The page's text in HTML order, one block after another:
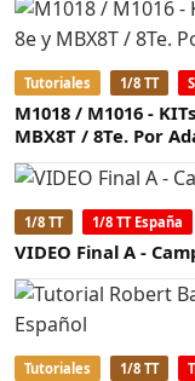
Tutoriales 1/8 TT
M1018 / M1016 -
MBX8T / 8Te. Por
1/8 TT 1/8 TT España
VIDEO Final A -
Tutoriales 1/8 TT